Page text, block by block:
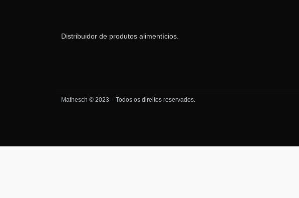
Distribuidor de produtos alimentícios.
Mathesch © 2023 – Todos os direitos reservados.